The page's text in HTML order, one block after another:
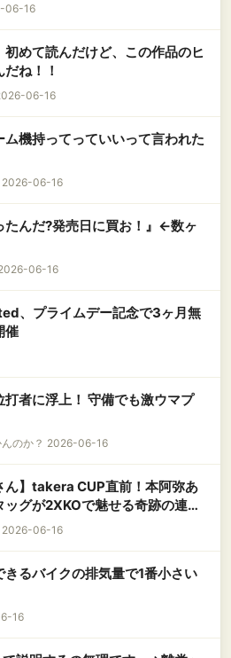
06-16
初めて読んだけど、この作品のヒ
ね！！
06-16
機持ってっていいって言われた
2026-06-16
たんだ?発売日に買お！』←数ヶ
06-16
、プライムデー記念で3ヶ月無
催
者に浮上！ 守備でも激ウマプ
んのか？ 2026-06-16
ん】takera CUP直前！本阿弥あ
グが2XKOで魅せる奇跡の連携
2026-06-16
るバイクの排気量で1番小さい
16